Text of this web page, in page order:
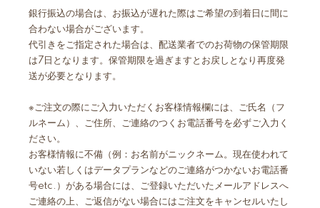
銀行振込の場合は、お振込が遅れた際はご希望の到着日に間に
合わない場合がございます。
代引きをご指定された場合は、配送業者でのお荷物の保管期限
は7日となります。保管期限を過ぎますとお戻しとなり再度発
送が必要となります。
※ご注文の際にご入力いただくお客様情報欄には、ご氏名（フ
ルネーム）、ご住所、ご連絡のつくお電話番号を必ずご入力く
ださい。
お客様情報に不備（例：お名前がニックネーム。現在使われて
いない若しくはデータプランなどのご連絡がつかないお電話番
号etc.）がある場合には、ご登録いただいたメールアドレスへ
ご連絡の上、ご返信がない場合にはご注文をキャンセルいたし